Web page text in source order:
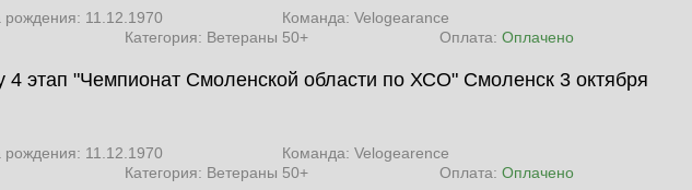
рождения: 11.12.1970
Команда: Velogearance
Категория: Ветераны 50+ Оплата: Оплачено
4 этап "Чемпионат Смоленской области по ХСО" Смоленск 3 октября
рождения: 11.12.1970
Команда: Velogearence
Категория: Ветераны 50+ Оплата: Оплачено